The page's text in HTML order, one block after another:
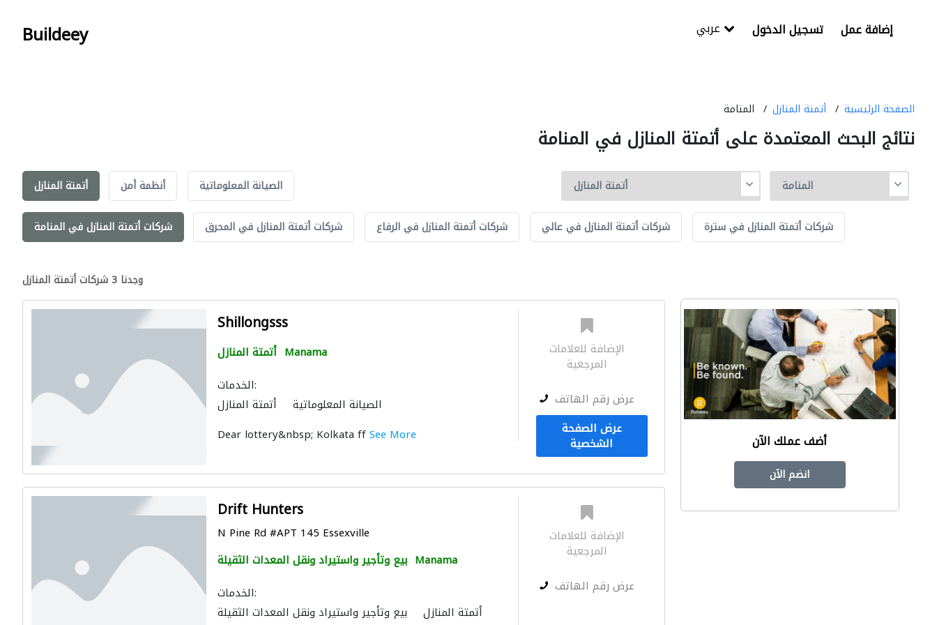
Buildeey تسجيل الدخول إضافة عمل
الصفحة الرئيسية أتمتة المنازل المنامة
نتائج البحث المعتمدة على أتمتة المنازل في المنامة
أتمتة المنازل أنظمة أمن الصيانة المعلوماتية
شركات أتمتة المنازل في المنامة شركات أتمتة المنازل في المحرق شركات أتمتة المنازل في الرفاع شركات أتمتة المنازل في عالي شركات أتمتة المنازل في سترة
وجدنا 3 شركات أتمتة المنازل
Shillongsss
أتمتة المنازل Manama
الخدمات:
أتمتة المنازل
الصيانة المعلوماتية
Dear lottery&nbsp; Kolkata ffSee More
الإضافة للعلامات
المرجعية
عرض رقم الهاتف
عرض الصفحة
الشخصية
Drift Hunters
N Pine Rd #APT 145 Essexville
بيع وتأجير واستيراد ونقل المعدات الثقيلة Manama
الخدمات:
بيع وتأجير واستيراد ونقل المعدات الثقيلة
أتمتة المنازل
الإضافة للعلامات
المرجعية
عرض رقم الهاتف
أضف عملك الآن
انضم الآن